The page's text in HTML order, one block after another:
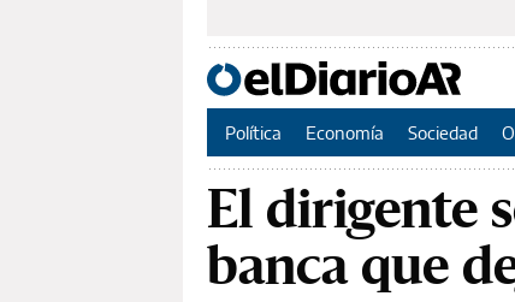
Política Economía Sociedad
El dirigente
banca que